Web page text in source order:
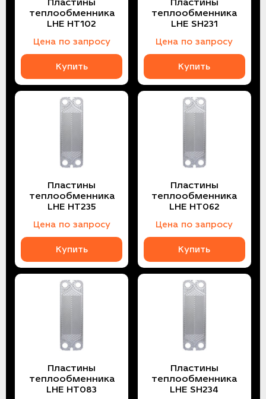
Пластины
теплообменника
LHE HT102
Цена по запросу
Купить
Пластины
теплообменника
LHE SH231
Цена по запросу
Купить
Пластины
теплообменника
LHE HT235
Цена по запросу
Купить
Пластины
теплообменника
LHE HT062
Цена по запросу
Купить
Пластины
теплообменника
LHE HT083
Пластины
теплообменника
LHE SH234